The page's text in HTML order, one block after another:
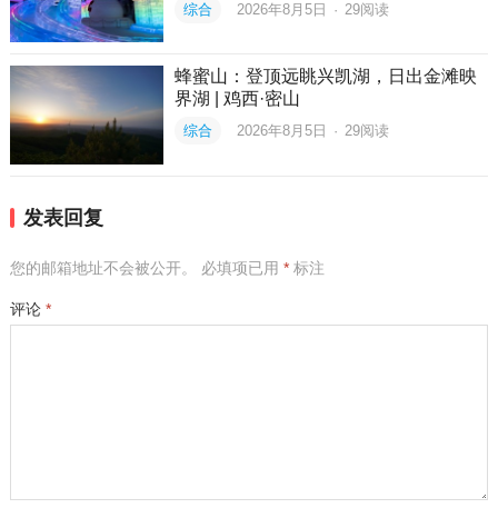
综合 2026年8月5日 · 29阅读
蜂蜜山：登顶远眺兴凯湖，日出金滩映
界湖 | 鸡西·密山
综合 2026年8月5日 · 29阅读
发表回复
您的邮箱地址不会被公开。 必填项已用 *标注
评论 *